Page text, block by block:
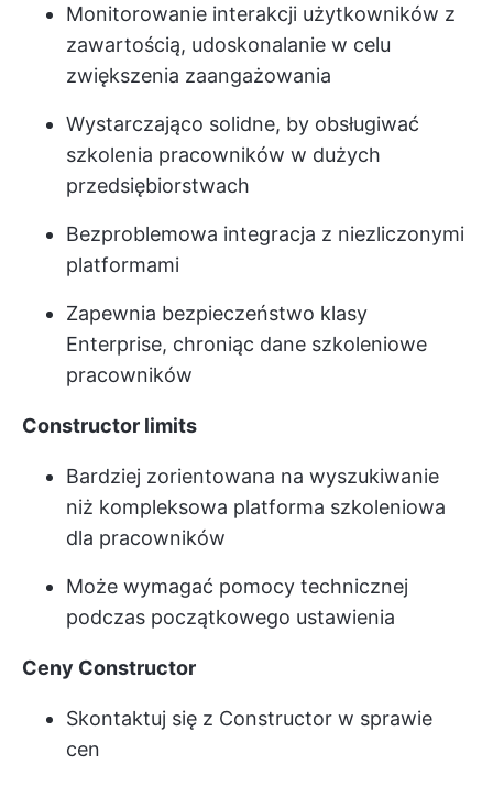
Monitorowanie interakcji użytkowników z
zawartością, udoskonalanie w celu
zwiększenia zaangażowania
Wystarczająco solidne, by obsługiwać
szkolenia pracowników w dużych
przedsiębiorstwach
Bezproblemowa integracja z niezliczonymi
platformami
Zapewnia bezpieczeństwo klasy
Enterprise, chroniąc dane szkoleniowe
pracowników
Constructor limits
Bardziej zorientowana na wyszukiwanie
niż kompleksowa platforma szkoleniowa
dla pracowników
Może wymagać pomocy technicznej
podczas początkowego ustawienia
Ceny Constructor
Skontaktuj się z Constructor w sprawie
cen